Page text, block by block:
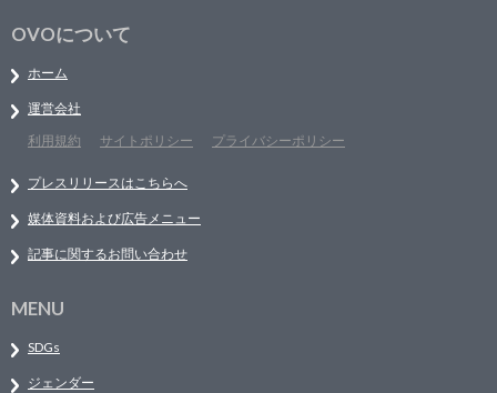
OVOについて
ホーム
運営会社
利用規約
サイトポリシー プライバシーポリシー
プレスリリースはこちらへ
媒体資料および広告メニュー
記事に関するお問い合わせ
MENU
SDGs
ジェンダー